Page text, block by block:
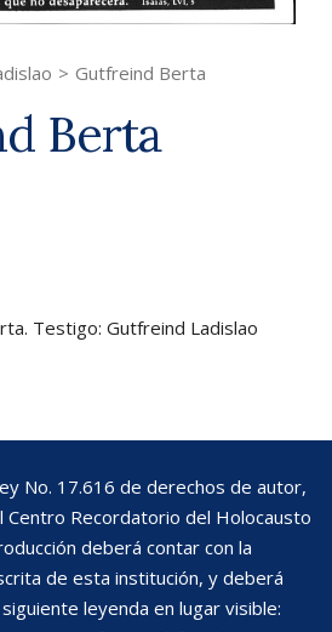
> Gutfreind Berta
Berta
Testigo: Gutfreind Ladislao
No. 17.616 de derechos de autor,
Centro Recordatorio del Holocausto
deberá contar con la
de esta institución, y deberá
leyenda en lugar visible: